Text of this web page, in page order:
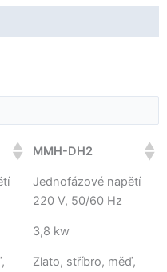
MMH-DH2
Jednofázové napětí
220 V, 50/60 Hz
3,8 kw
Zlato, stříbro, měď,